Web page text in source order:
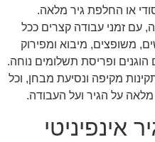
או החלפת גיר מלאה.
עם זמני עבודה קצרים ככל
משופצים, מיבוא ומפירוק
ופריסת תשלומים נוחה.
מקיפה ונסיעת מבחן, וכל
על הגיר ועל העבודה.
אינפיניטי